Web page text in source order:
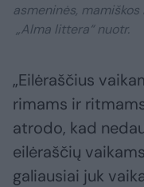
asmeninės,
„Alma littera“ nuotr.
„Eilėraščius
rimams ir
atrodo, kad
eilėraščių
galiausiai juk